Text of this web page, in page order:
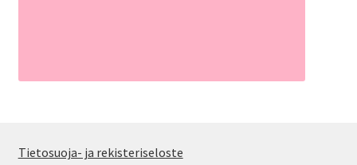
Tietosuoja- ja rekisteriseloste